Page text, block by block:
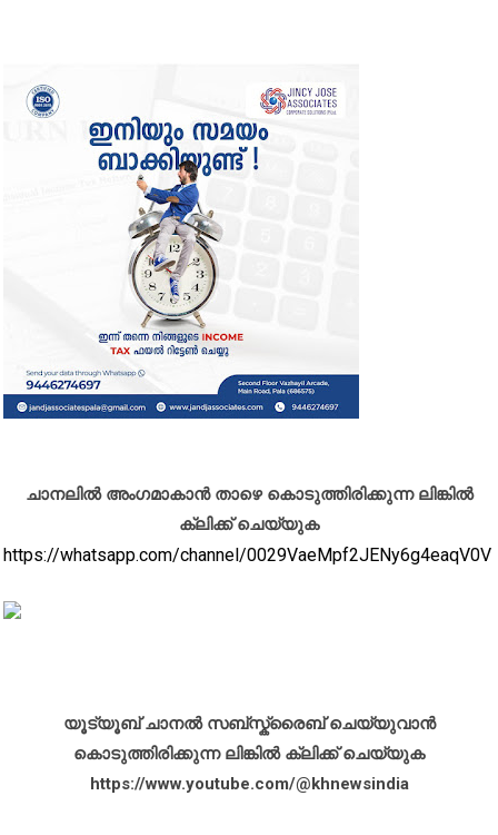
ചാനലിൽ അംഗമാകാൻ താഴെ കൊടുത്തിരിക്കുന്ന ലിങ്കിൽ
ക്ലിക്ക് ചെയ്യുക
https://whatsapp.com/channel/0029VaeMpf2JENy6g4eaqV0V
യൂട്യൂബ് ചാനൽ സബ്സ്ക്രൈബ് ചെയ്യുവാൻ
കൊടുത്തിരിക്കുന്ന ലിങ്കിൽ ക്ലിക്ക് ചെയ്യുക
https://www.youtube.com/@khnewsindia